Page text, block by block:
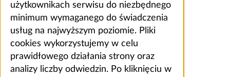
użytkownikach serwisu do niezbędnego
minimum wymaganego do świadczenia
usług na najwyższym poziomie. Pliki
cookies wykorzystujemy w celu
prawidłowego działania strony oraz
analizy liczby odwiedzin. Po kliknięciu w